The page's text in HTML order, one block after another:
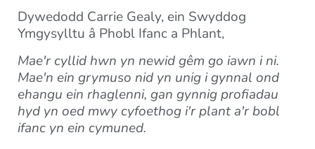
Dywedodd Carrie Gealy, ein Swyddog
Ymgysylltu â Phobl Ifanc a Phlant,
Mae'r cyllid hwn yn newid gêm go iawn i ni.
Mae'n ein grymuso nid yn unig i gynnal ond
ehangu ein rhaglenni, gan gynnig profiadau
hyd yn oed mwy cyfoethog i'r plant a'r bobl
ifanc yn ein cymuned.